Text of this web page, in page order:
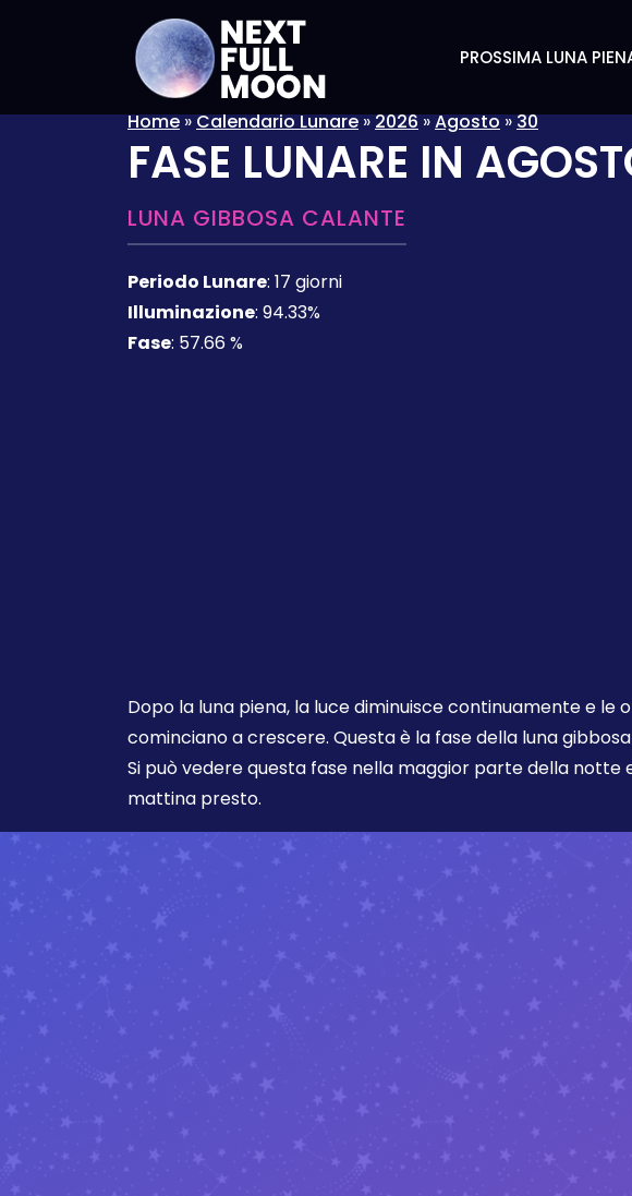
PROSSIMA LUNA
Home»Calendario Lunare»2026»Agosto»30
FASE LUNARE IN
LUNA GIBBOSA CALANTE
Periodo Lunare: 17 giorni
Illuminazione: 94.33%
Fase: 57.66 %
Dopo la luna piena, la luce diminuisce continuamente e le
cominciano a crescere. Questa è la fase della luna
Si può vedere questa fase nella maggior parte della notte
mattina presto.